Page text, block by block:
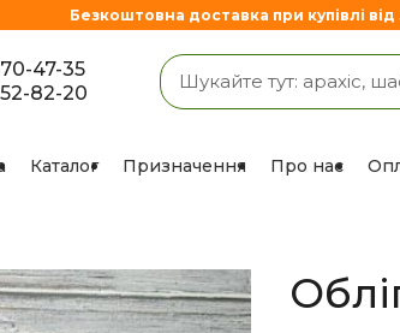
47-35
82-20
Каталог Призначення Про нас
Безкоштовна доставка при купівлі